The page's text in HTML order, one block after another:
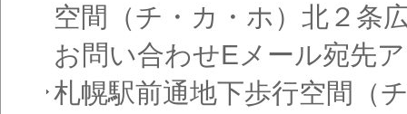
空間（チ・カ・ホ）北２条
お問い合わせEメール宛先
札幌駅前通地下歩行空間（